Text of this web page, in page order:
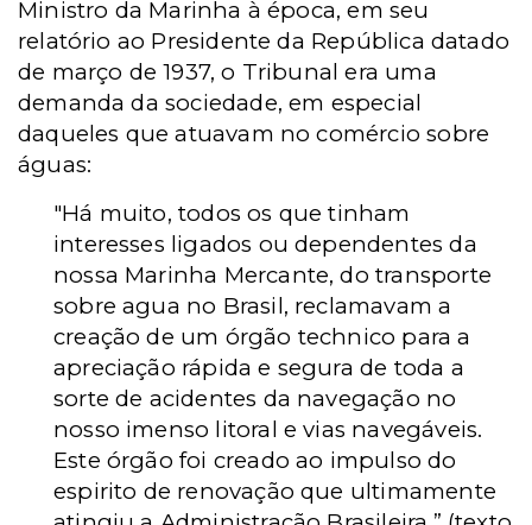
Ministro da Marinha à época, em seu
relatório ao Presidente da República datado
de março de 1937, o Tribunal era uma
demanda da sociedade, em especial
daqueles que atuavam no comércio sobre
águas:
"Há muito, todos os que tinham
interesses ligados ou dependentes da
nossa Marinha Mercante, do transporte
sobre agua no Brasil, reclamavam a
creação de um órgão technico para a
apreciação rápida e segura de toda a
sorte de acidentes da navegação no
nosso imenso litoral e vias navegáveis.
Este órgão foi creado ao impulso do
espirito de renovação que ultimamente